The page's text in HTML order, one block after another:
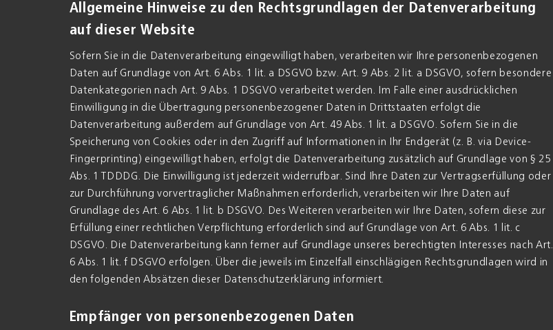
Allgemeine Hinweise zu den Rechtsgrundlagen der Datenverarbeitung
auf dieser Website
Sofern Sie in die Datenverarbeitung eingewilligt haben, verarbeiten wir Ihre personenbezogenen
Daten auf Grundlage von Art. 6 Abs. 1 lit. a DSGVO bzw. Art. 9 Abs. 2 lit. a DSGVO, sofern besondere
Datenkategorien nach Art. 9 Abs. 1 DSGVO verarbeitet werden. Im Falle einer ausdrücklichen
Einwilligung in die Übertragung personenbezogener Daten in Drittstaaten erfolgt die
Datenverarbeitung außerdem auf Grundlage von Art. 49 Abs. 1 lit. a DSGVO. Sofern Sie in die
Speicherung von Cookies oder in den Zugriff auf Informationen in Ihr Endgerät (z. B. via Device-
Fingerprinting) eingewilligt haben, erfolgt die Datenverarbeitung zusätzlich auf Grundlage von § 25
Abs. 1 TDDDG. Die Einwilligung ist jederzeit widerrufbar. Sind Ihre Daten zur Vertragserfüllung oder
zur Durchführung vorvertraglicher Maßnahmen erforderlich, verarbeiten wir Ihre Daten auf
Grundlage des Art. 6 Abs. 1 lit. b DSGVO. Des Weiteren verarbeiten wir Ihre Daten, sofern diese zur
Erfüllung einer rechtlichen Verpflichtung erforderlich sind auf Grundlage von Art. 6 Abs. 1 lit. c
DSGVO. Die Datenverarbeitung kann ferner auf Grundlage unseres berechtigten Interesses nach Art.
6 Abs. 1 lit. f DSGVO erfolgen. Über die jeweils im Einzelfall einschlägigen Rechtsgrundlagen wird in
den folgenden Absätzen dieser Datenschutzerklärung informiert.
Empfänger von personenbezogenen Daten